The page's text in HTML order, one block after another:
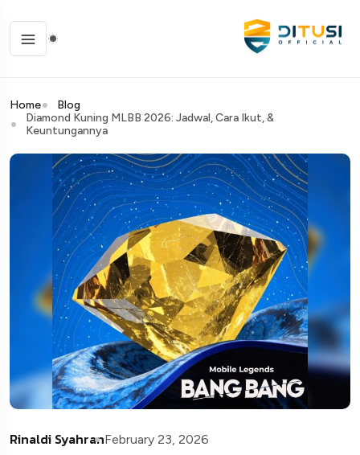
Home
Blog
Diamond Kuning MLBB 2026: Jadwal, Cara Ikut, &
Keuntungannya
Rinaldi SyahranFebruary 23, 2026